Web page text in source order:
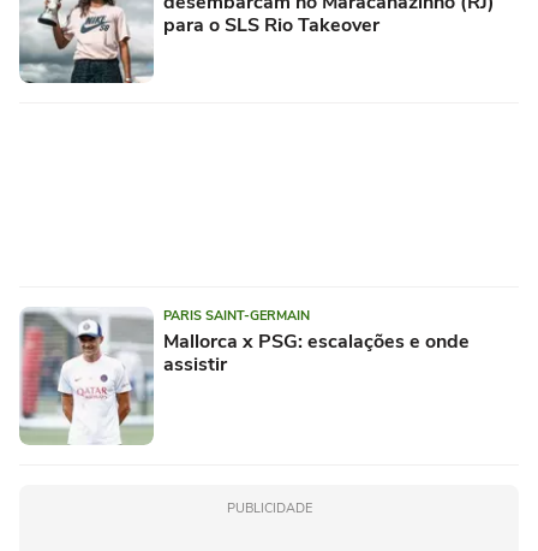
para o SLS Rio Takeover
PARIS SAINT-GERMAIN
Mallorca x PSG: escalações e onde
assistir
PUBLICIDADE